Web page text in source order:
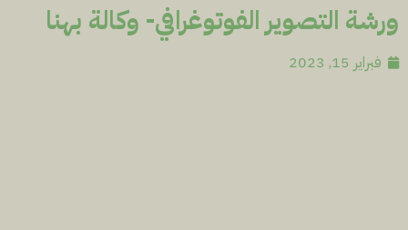
ورشة التصوير الفوتوغرافي- وكالة بهنا
فبراير 15, 2023